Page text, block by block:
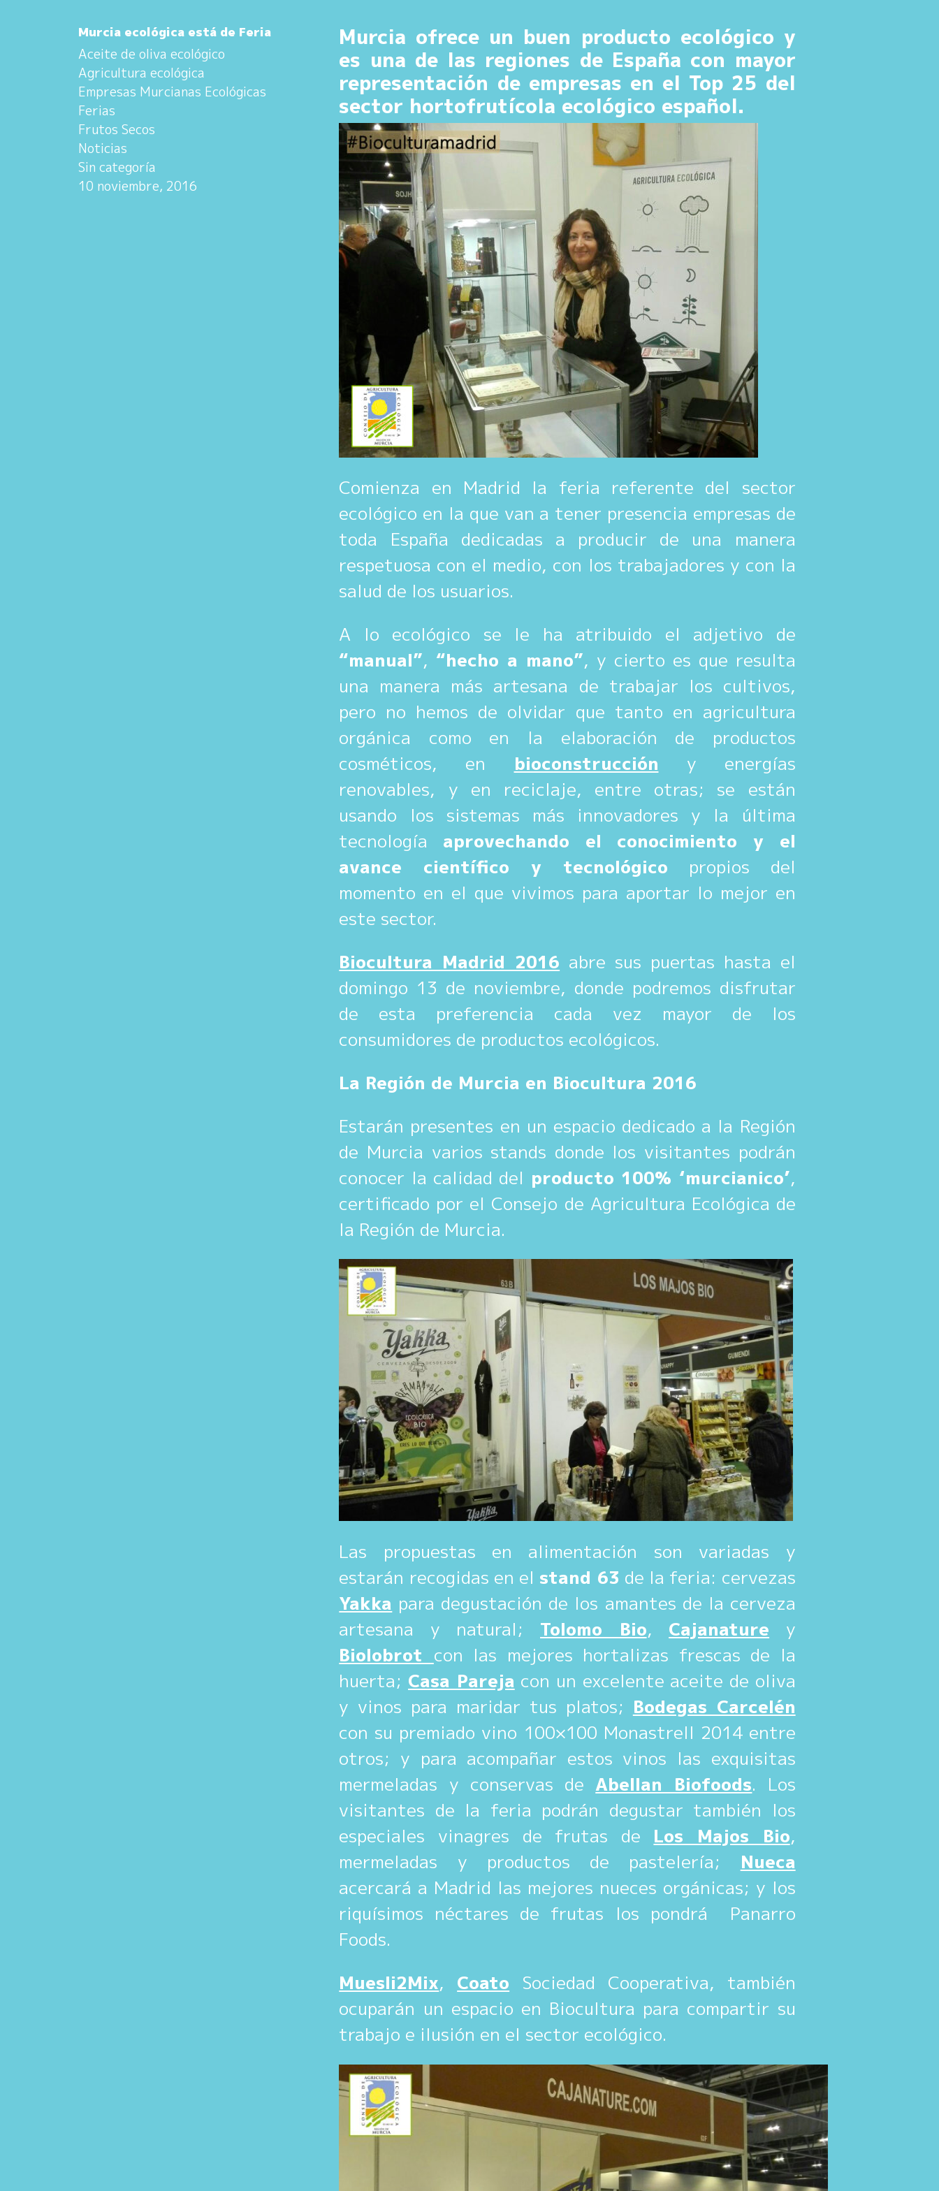
Murcia ecológica está de Feria
Aceite de oliva ecológico
Agricultura ecológica
Empresas Murcianas Ecológicas
Ferias
Frutos Secos
Noticias
Sin categoría
10 noviembre, 2016
Murcia ofrece un buen producto ecológico y
es una de las regiones de España con mayor
representación de empresas en el Top 25 del
sector hortofrutícola ecológico español.
Comienza en Madrid la feria referente del sector
ecológico en la que van a tener presencia empresas de
toda España dedicadas a producir de una manera
respetuosa con el medio, con los trabajadores y con la
salud de los usuarios.
A lo ecológico se le ha atribuido el adjetivo de
“manual”, “hecho a mano”, y cierto es que resulta
una manera más artesana de trabajar los cultivos,
pero no hemos de olvidar que tanto en agricultura
orgánica como en la elaboración de productos
cosméticos, en bioconstrucción y energías
renovables, y en reciclaje, entre otras; se están
usando los sistemas más innovadores y la última
tecnología aprovechando el conocimiento y el
avance científico y tecnológico propios del
momento en el que vivimos para aportar lo mejor en
este sector.
Biocultura Madrid 2016 abre sus puertas hasta el
domingo 13 de noviembre, donde podremos disfrutar
de esta preferencia cada vez mayor de los
consumidores de productos ecológicos.
La Región de Murcia en Biocultura 2016
Estarán presentes en un espacio dedicado a la Región
de Murcia varios stands donde los visitantes podrán
conocer la calidad del producto 100% ‘murcianico’,
certificado por el Consejo de Agricultura Ecológica de
la Región de Murcia.
Las propuestas en alimentación son variadas y
estarán recogidas en el stand 63 de la feria: cervezas
Yakka para degustación de los amantes de la cerveza
artesana y natural; Tolomo Bio, Cajanature y
Biolobrot con las mejores hortalizas frescas de la
huerta; Casa Pareja con un excelente aceite de oliva
y vinos para maridar tus platos; Bodegas Carcelén
con su premiado vino 100×100 Monastrell 2014 entre
otros; y para acompañar estos vinos las exquisitas
mermeladas y conservas deAbellan Biofoods. Los
visitantes de la feria podrán degustar también los
especiales vinagres de frutas de Los Majos Bio,
mermeladas y productos de pastelería; Nueca
acercará a Madrid las mejores nueces orgánicas; y los
riquísimos néctares de frutas los pondrá Panarro
Foods.
Muesli2Mix, Coato Sociedad Cooperativa, también
ocuparán un espacio en Biocultura para compartir su
trabajo e ilusión en el sector ecológico.